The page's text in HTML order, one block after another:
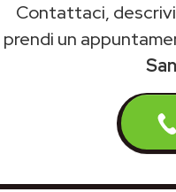
Contattaci,
prendi un